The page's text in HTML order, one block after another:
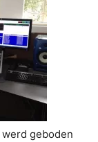
werd geboden